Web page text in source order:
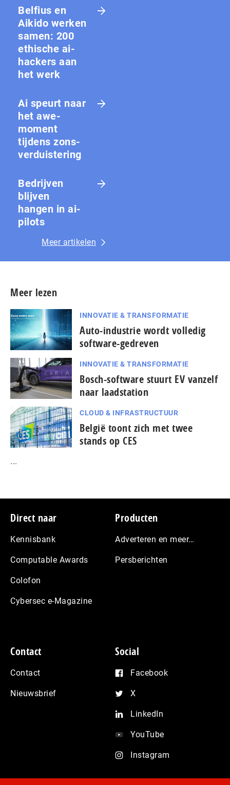
Belfius en
Aikido werken
samen: 200
ethische ai-
hackers aan
het werk
Ai speurt naar
het awe-
moment
tijdens zons­
ver­duis­te­ring
Bedrijven
blijven
hangen in ai-
pilots
Meer artikelen
Meer lezen
INNOVATIE & TRANSFORMATIE
Auto-industrie wordt volledig
software-gedreven
INNOVATIE & TRANSFORMATIE
Bosch-software stuurt EV vanzelf
naar laadstation
CLOUD & INFRASTRUCTUUR
België toont zich met twee
stands op CES
...
Footer
Direct naar
Kennisbank
Computable Awards
Colofon
Cybersec e-Magazine
Producten
Adverteren en meer…
Persberichten
Contact
Contact
Nieuwsbrief
Social
Facebook
X
LinkedIn
YouTube
Instagram